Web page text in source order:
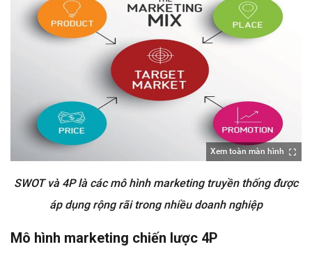
Xem toàn màn hình
SWOT và 4P là các mô hình marketing truyền thống được
áp dụng rộng rãi trong nhiều doanh nghiệp
Mô hình marketing chiến lược 4P